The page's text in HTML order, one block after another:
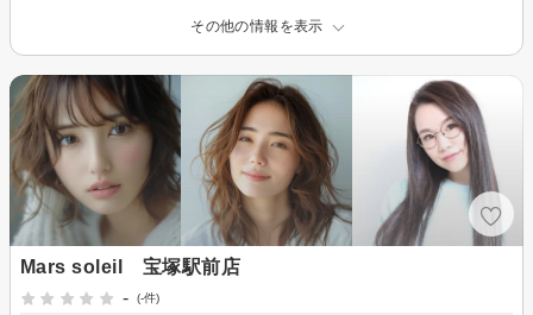
その他の情報を表示
Mars soleil 宝塚駅前店
-
(-件)